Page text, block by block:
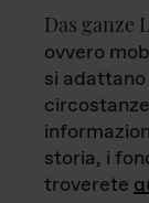
Das ganze
ovvero
si
storia, i
troverete